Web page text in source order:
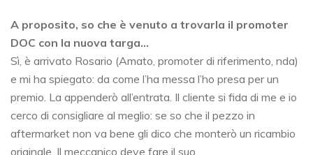
A proposito, so che è venuto a trovarla il promoter
DOC con la nuova targa…
Sì, è arrivato Rosario (Amato, promoter di riferimento, nda)
e mi ha spiegato: da come l’ha messa l’ho presa per un
premio. La appenderò all’entrata. Il cliente si fida di me e io
cerco di consigliare al meglio: se so che il pezzo in
aftermarket non va bene gli dico che monterò un ricambio
originale. Il meccanico deve fare il suo.